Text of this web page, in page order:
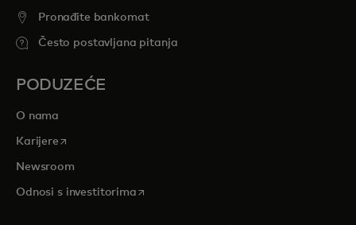
Pronađite bankomat
Često postavljana pitanja
PODUZEĆE
O nama
Karijereopens in a new tab
Newsroom
Odnosi s investitorimaopens in a new tab